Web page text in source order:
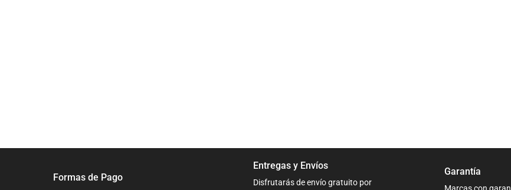
Formas de Pago
Entregas y Envíos
Disfrutarás de envío gratuito por
Garantía